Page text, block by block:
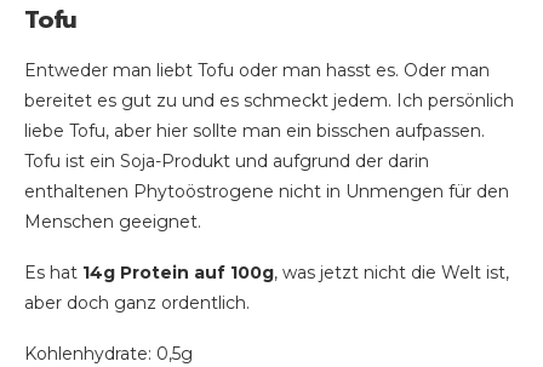
Tofu
Entweder man liebt Tofu oder man hasst es. Oder man
bereitet es gut zu und es schmeckt jedem. Ich persönlich
liebe Tofu, aber hier sollte man ein bisschen aufpassen.
Tofu ist ein Soja-Produkt und aufgrund der darin
enthaltenen Phytoöstrogene nicht in Unmengen für den
Menschen geeignet.
Es hat 14g Protein auf 100g, was jetzt nicht die Welt ist,
aber doch ganz ordentlich.
Kohlenhydrate: 0,5g